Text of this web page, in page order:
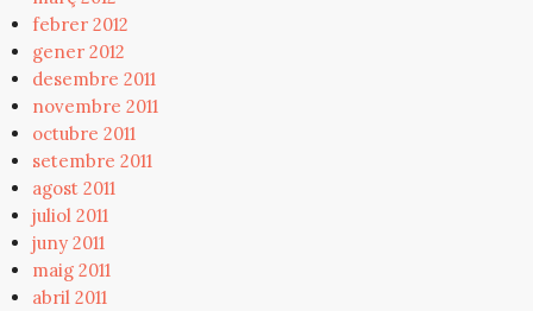
febrer 2012
gener 2012
desembre 2011
novembre 2011
octubre 2011
setembre 2011
agost 2011
juliol 2011
juny 2011
maig 2011
abril 2011